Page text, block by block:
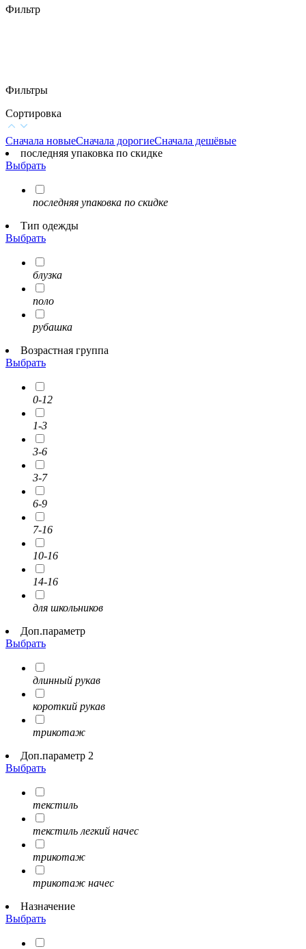
Фильтр
Фильтры
Сортировка
Сначала новыеСначала дорогиеСначала дешёвые
последняя упаковка по скидке
Выбрать
последняя упаковка по скидке
Тип одежды
Выбрать
блузка
поло
рубашка
Возрастная группа
Выбрать
0-12
1-3
3-6
3-7
6-9
7-16
10-16
14-16
для школьников
Доп.параметр
Выбрать
длинный рукав
короткий рукав
трикотаж
Доп.параметр 2
Выбрать
текстиль
текстиль легкий начес
трикотаж
трикотаж начес
Назначение
Выбрать